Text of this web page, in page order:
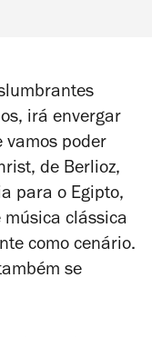
irá envergar
vamos poder
, de Berlioz,
para o Egipto,
música clássica
como cenário.
se